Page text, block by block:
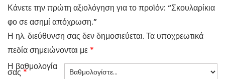
Κάνετε την πρώτη αξιολόγηση για το προϊόν: “Σκουλαρίκια
φο σε ασημί απόχρωση.”
Η ηλ. διεύθυνση σας δεν δημοσιεύεται. Τα υποχρεωτικά
πεδία σημειώνονται με *
Η βαθμολογία
σας*